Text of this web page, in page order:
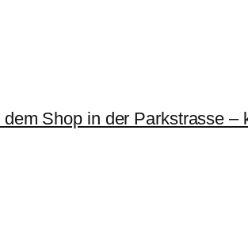
dem Shop in der Parkstrasse –